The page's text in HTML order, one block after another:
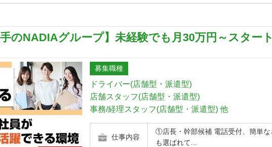
手のNADIAグループ】未経験でも月30万円～スタート
募集職種
ドライバー(店舗型・派遣型)
店舗スタッフ(店舗型・派遣型)
事務/経理スタッフ(店舗型・派遣型) 他
仕事内容
①店長・幹部候補 電話受付、簡単
も選ばれて...